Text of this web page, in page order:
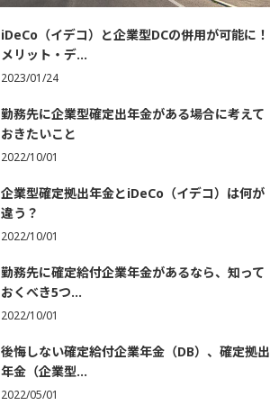
iDeCo（イデコ）と企業型DCの併用が可能に！
メリット・デ...
2023/01/24
勤務先に企業型確定出年金がある場合に考えて
おきたいこと
2022/10/01
企業型確定拠出年金とiDeCo（イデコ）は何が
違う？
2022/10/01
勤務先に確定給付企業年金があるなら、知って
おくべき5つ...
2022/10/01
後悔しない確定給付企業年金（DB）、確定拠出
年金（企業型...
2022/05/01